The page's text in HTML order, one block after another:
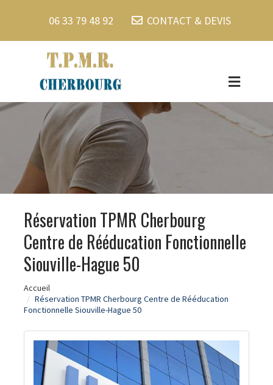
06 33 79 48 92 CONTACT & DEVIS
Réservation TPMR Cherbourg
Centre de Rééducation Fonctionnelle
Siouville-Hague 50
Accueil
Réservation TPMR Cherbourg Centre de Rééducation
Fonctionnelle Siouville-Hague 50